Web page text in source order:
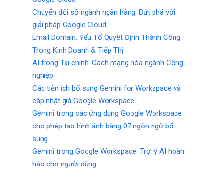
Chuyển đổi số ngành ngân hàng: Bứt phá với
giải pháp Google Cloud
Email Domain: Yếu Tố Quyết Định Thành Công
Trong Kinh Doanh & Tiếp Thị
AI trong Tài chính: Cách mạng hóa ngành Công
nghiệp
Các tiện ích bổ sung Gemini for Workspace và
cập nhật giá Google Workspace
Gemini trong các ứng dụng Google Workspace
cho phép tạo hình ảnh bằng 07 ngôn ngữ bổ
sung
Gemini trong Google Workspace: Trợ lý AI hoàn
hảo cho người dùng